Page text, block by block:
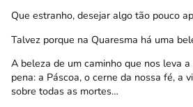
Que estranho, desejar algo tão pouco
Talvez porque na Quaresma há uma
A beleza de um caminho que nos leva
pena: a Páscoa, o cerne da nossa fé, a
sobre todas as mortes…